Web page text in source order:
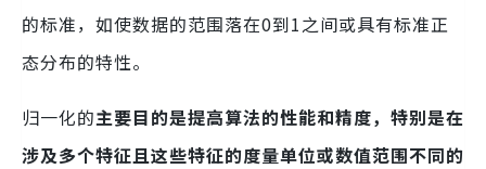
的标准，如使数据的范围落在0到1之间或具有标准正
态分布的特性。
归一化的主要目的是提高算法的性能和精度，特别是在
涉及多个特征且这些特征的度量单位或数值范围不同的